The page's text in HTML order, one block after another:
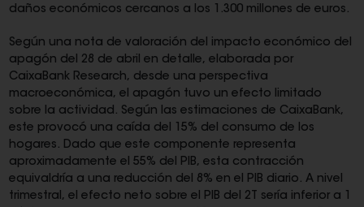
daños económicos cercanos a los 1.300 millones de euros.
Según una nota de valoración del impacto económico del
apagón del 28 de abril en detalle, elaborada por
CaixaBank Research, desde una perspectiva
macroeconómica, el apagón tuvo un efecto limitado
sobre la actividad. Según las estimaciones de CaixaBank,
este provocó una caída del 15% del consumo de los
hogares. Dado que este componente representa
aproximadamente el 55% del PIB, esta contracción
equivaldría a una reducción del 8% en el PIB diario. A nivel
trimestral, el efecto neto sobre el PIB del 2T sería inferior a 1